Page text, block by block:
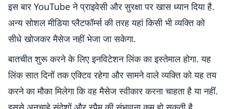
इस बार YouTube ने प्राइवेसी और सुरक्षा पर खास ध्यान दिया है.
अन्य सोशल मीडिया प्लैटफॉर्म्स की तरह यहां किसी भी व्यक्ति को
सीधे खोजकर मैसेज नहीं भेजा जा सकेगा.
बातचीत शुरू करने के लिए इनविटेशन लिंक का इस्तेमाल होगा. यह
लिंक सात दिनों तक एक्टिव रहेगा और सामने वाले व्यक्ति को यह तय
करने का मौका मिलेगा कि वह मैसेज स्वीकार करना चाहता है या नहीं.